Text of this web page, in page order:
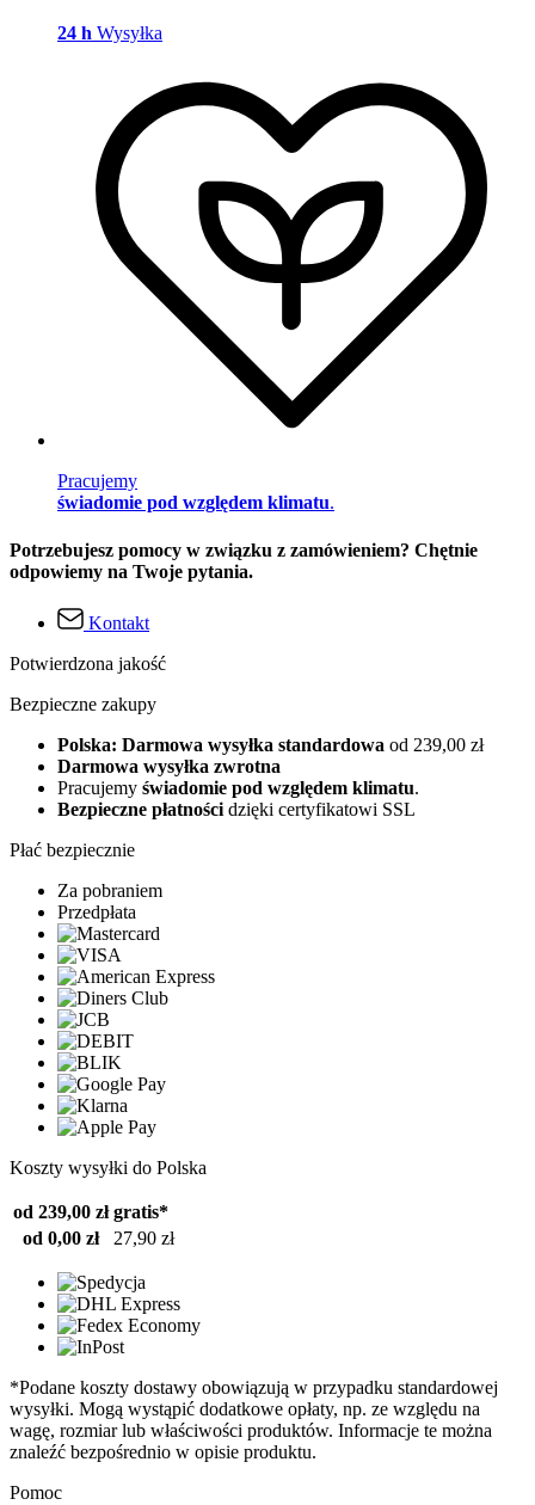
24 h Wysyłka
Pracujemy
świadomie pod względem klimatu.
Potrzebujesz pomocy w związku z zamówieniem? Chętnie
odpowiemy na Twoje pytania.
Kontakt
Potwierdzona jakość
Bezpieczne zakupy
Polska: Darmowa wysyłka standardowa od 239,00 zł
Darmowa wysyłka zwrotna
Pracujemy świadomie pod względem klimatu.
Bezpieczne płatności dzięki certyfikatowi SSL
Płać bezpiecznie
Za pobraniem
Przedpłata
Koszty wysyłki do Polska
od 239,00 zł gratis*
od 0,00 zł
27,90 zł
*Podane koszty dostawy obowiązują w przypadku standardowej
wysyłki. Mogą wystąpić dodatkowe opłaty, np. ze względu na
wagę, rozmiar lub właściwości produktów. Informacje te można
znaleźć bezpośrednio w opisie produktu.
Pomoc